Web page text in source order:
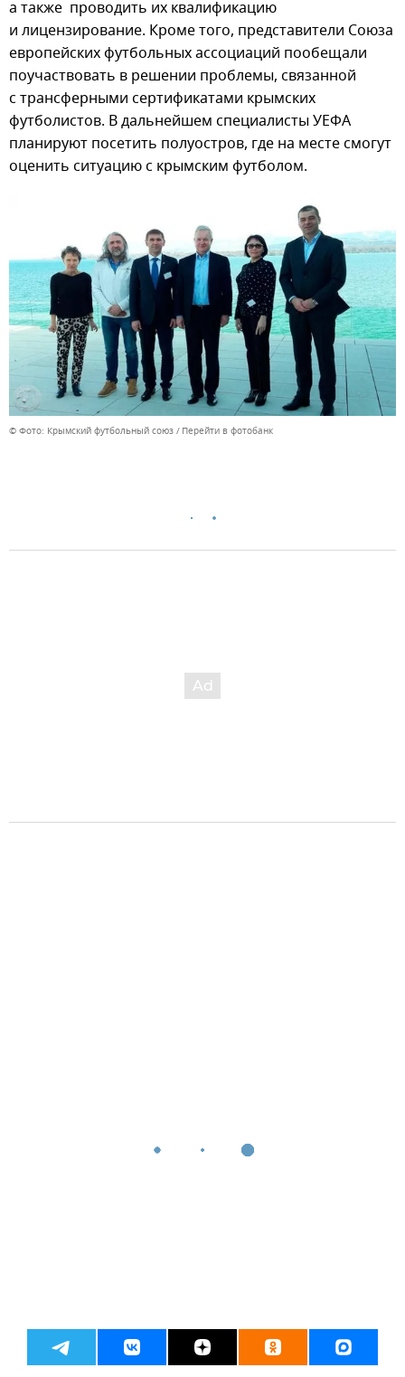
а также проводить их квалификацию
и лицензирование. Кроме того, представители Союза
европейских футбольных ассоциаций пообещали
поучаствовать в решении проблемы, связанной
с трансферными сертификатами крымских
футболистов. В дальнейшем специалисты УЕФА
планируют посетить полуостров, где на месте смогут
оценить ситуацию с крымским футболом.
© Фото: Крымский футбольный союз Перейти в фотобанк